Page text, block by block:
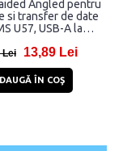
Angled pentru
si transfer de date
U57, USB-A la
Lei 13,89 Lei
ÎN COŞ